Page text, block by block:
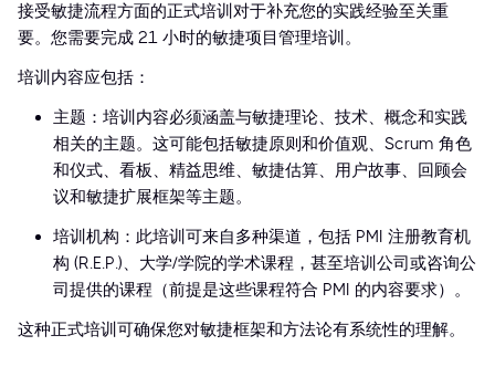
接受敏捷流程方面的正式培训对于补充您的实践经验至关重
要。您需要完成 21 小时的敏捷项目管理培训。
培训内容应包括：
主题：培训内容必须涵盖与敏捷理论、技术、概念和实践
相关的主题。这可能包括敏捷原则和价值观、Scrum 角色
和仪式、看板、精益思维、敏捷估算、用户故事、回顾会
议和敏捷扩展框架等主题。
培训机构：此培训可来自多种渠道，包括 PMI 注册教育机
构 (R.E.P.)、大学/学院的学术课程，甚至培训公司或咨询公
司提供的课程（前提是这些课程符合 PMI 的内容要求）。
这种正式培训可确保您对敏捷框架和方法论有系统性的理解。